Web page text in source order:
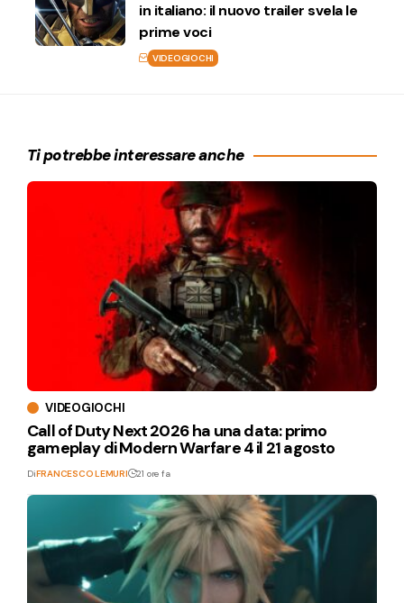
in italiano: il nuovo trailer svela le
prime voci
VIDEOGIOCHI
Ti potrebbe interessare anche
VIDEOGIOCHI
Call of Duty Next 2026 ha una data: primo
gameplay di Modern Warfare 4 il 21 agosto
DiFRANCESCO LEMURI 21 ore fa